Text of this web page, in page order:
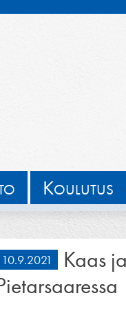
KOULUTUS
10.9.2021
Kaas